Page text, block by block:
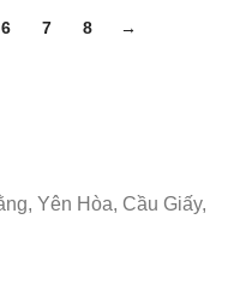
6 7 8 →
Yên Hòa, Cầu Giấy,